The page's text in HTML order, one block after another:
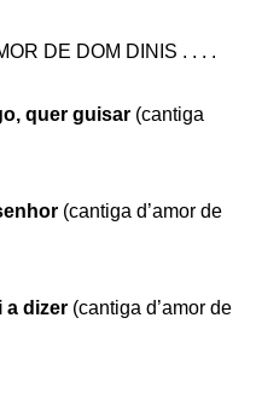
DE DOM DINIS . . . .
quer guisar (cantiga
(cantiga d’amor de
a dizer (cantiga d’amor de